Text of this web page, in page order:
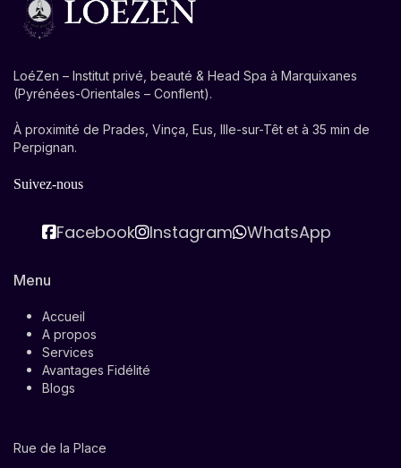
LoéZen – Institut privé, beauté & Head Spa à Marquixanes
(Pyrénées-Orientales – Conflent).
À proximité de Prades, Vinça, Eus, Ille-sur-Têt et à 35 min de
Perpignan.
Suivez-nous
Facebook Instagram WhatsApp
Menu
Accueil
A propos
Services
Avantages Fidélité
Blogs
Rue de la Place